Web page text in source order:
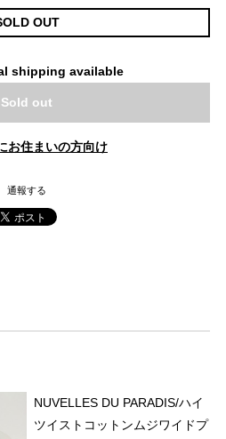
OUT
shipping available
Sold out
お住まいの方向け
通報する
NUVELLES DU PARADIS/ハイ
ツイストコットンムジワイドプ